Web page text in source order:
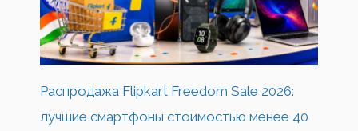
Распродажа Flipkart Freedom Sale 2026:
лучшие смартфоны стоимостью менее 40